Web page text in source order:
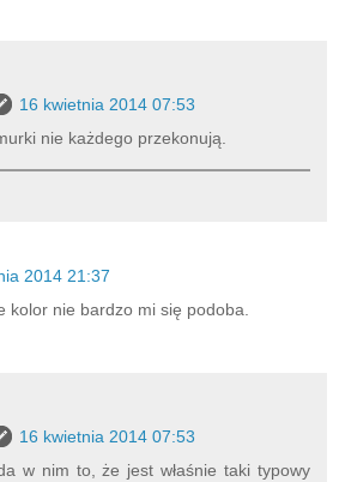
16 kwietnia 2014 07:53
nie każdego przekonują.
2014 21:37
kolor nie bardzo mi się podoba.
16 kwietnia 2014 07:53
w nim to, że jest właśnie taki typowy